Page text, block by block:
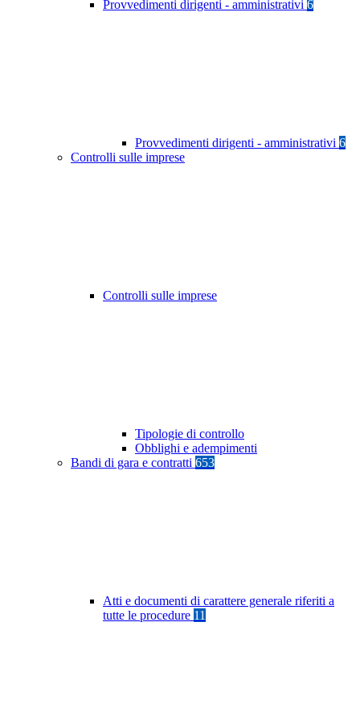
Provvedimenti dirigenti - amministrativi 6
Provvedimenti dirigenti - amministrativi 6
Controlli sulle imprese
Controlli sulle imprese
Tipologie di controllo
Obblighi e adempimenti
Bandi di gara e contratti 653
Atti e documenti di carattere generale riferiti a
tutte le procedure 11